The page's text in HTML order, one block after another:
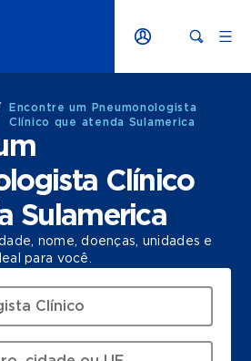
Encontre um Pneumonologista
Clínico que atenda Sulamerica
Clínico
Sulamerica
nome, doenças, unidades e
para você.